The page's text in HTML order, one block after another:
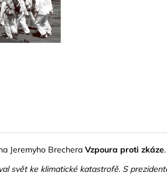
Jeremyho Brechera Vzpoura proti zkáze.
svět ke klimatické katastrofě. S
225 Kč